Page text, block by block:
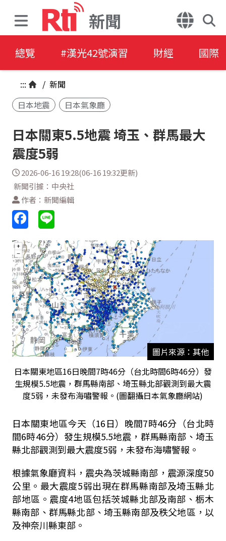
新聞
總覽 #漢光42號演習 財經 國際
::: / 新聞
日本地震
日本氣象廳
日本關東5.5地震 埼玉、群馬最大
震度5弱
2026-06-16 19:28(06-16 19:32更新)
新聞引據：中央社
作者：新聞編輯
圖片來源：其他
日本關東地區16日晚間7時46分（台北時間6時46分）發
生規模5.5地震，群馬縣南部、埼玉縣北部觀測到最大震
度5弱，未發布海嘯警報。(圖翻攝日本氣象廳網站)
日本關東地區今天（16日）晚間7時46分（台北時
間6時46分）發生規模5.5地震，群馬縣南部、埼玉
縣北部觀測到最大震度5弱，未發布海嘯警報。
根據氣象廳資料，震央為茨城縣南部，震源深度50
公里。最大震度5弱出現在群馬縣南部及埼玉縣北
部地區。震度4地區包括茨城縣北部及南部、栃木
縣南部、群馬縣北部、埼玉縣南部及秩父地區，以
及神奈川縣東部。